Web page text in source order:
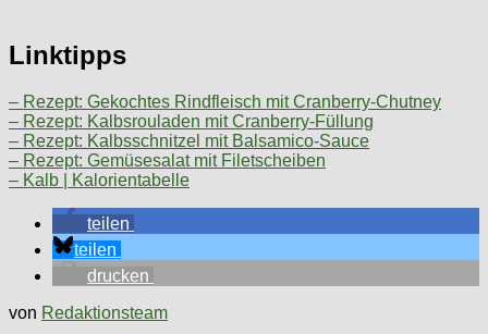
Linktipps
– Rezept: Gekochtes Rindfleisch mit Cranberry-Chutney
– Rezept: Kalbsrouladen mit Cranberry-Füllung
– Rezept: Kalbsschnitzel mit Balsamico-Sauce
– Rezept: Gemüsesalat mit Filetscheiben
– Kalb | Kalorientabelle
teilen
teilen
drucken
von Redaktionsteam